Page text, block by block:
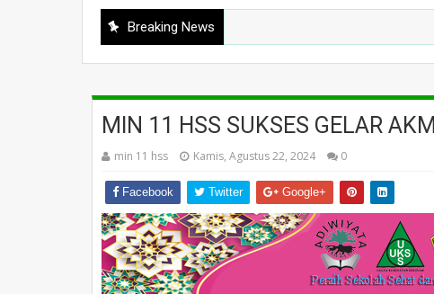
Breaking News
MIN 11 HSS SUKSES GELAR AKMI
min 11 hss Kamis, Agustus 22, 2024 0
Facebook Twitter Google+